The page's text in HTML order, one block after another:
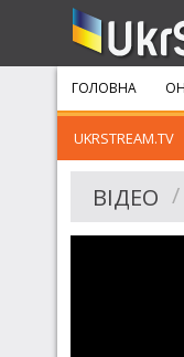
ГОЛОВНА
UKRSTREAM.TV
ВІДЕО